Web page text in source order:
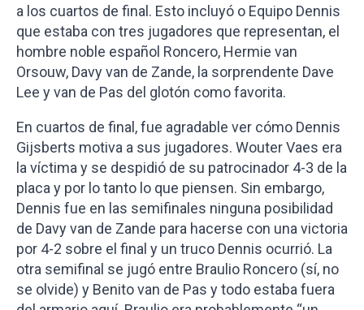
a los cuartos de final. Esto incluyó o Equipo Dennis
que estaba con tres jugadores que representan, el
hombre noble español Roncero, Hermie van
Orsouw, Davy van de Zande, la sorprendente Dave
Lee y van de Pas del glotón como favorita.
En cuartos de final, fue agradable ver cómo Dennis
Gijsberts motiva a sus jugadores. Wouter Vaes era
la víctima y se despidió de su patrocinador 4-3 de la
placa y por lo tanto lo que piensen. Sin embargo,
Dennis fue en las semifinales ninguna posibilidad
de Davy van de Zande para hacerse con una victoria
por 4-2 sobre el final y un truco Dennis ocurrió. La
otra semifinal se jugó entre Braulio Roncero (sí, no
se olvide) y Benito van de Pas y todo estaba fuera